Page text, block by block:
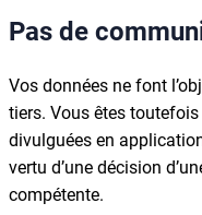
Pas de
Vos données ne font
tiers. Vous êtes
divulguées en
vertu d’une décision
compétente.